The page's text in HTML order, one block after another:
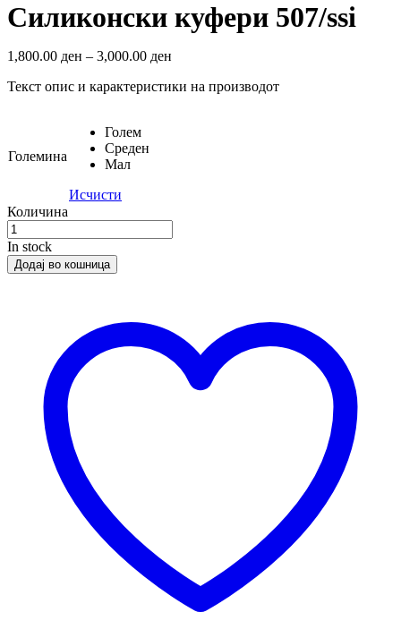
Силиконски куфери 507/ssi
1,800.00 ден – 3,000.00 ден
Текст опис и карактеристики на производот
Големина
Голем
Среден
Мал
Исчисти
Количина
In stock
Додај во кошница